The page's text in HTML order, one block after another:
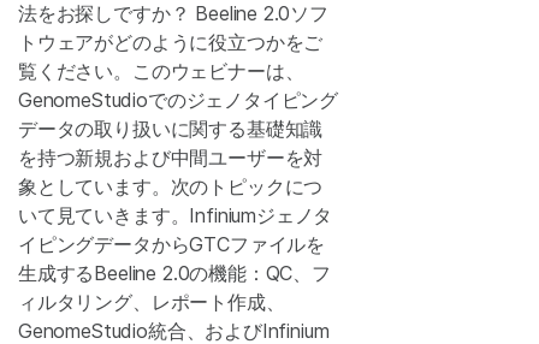
法をお探しですか？ Beeline 2.0ソフ
トウェアがどのように役立つかをご
覧ください。このウェビナーは、
GenomeStudioでのジェノタイピング
データの取り扱いに関する基礎知識
を持つ新規および中間ユーザーを対
象としています。次のトピックにつ
いて見ていきます。Infiniumジェノタ
イピングデータからGTCファイルを
生成するBeeline 2.0の機能：QC、フ
ィルタリング、レポート作成、
GenomeStudio統合、およびInfinium